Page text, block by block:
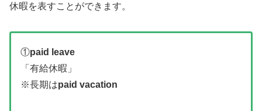
休暇を表すことができます。
①paid leave
「有給休暇」
※長期はpaid vacation